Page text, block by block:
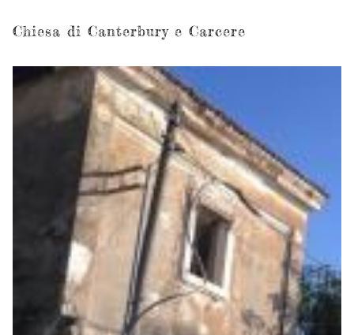
Chiesa di Canterbury e Carcere